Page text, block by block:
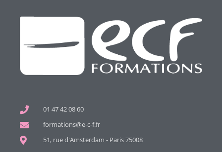
01 47 42 08 60
formations@e-c-f.fr
51, rue d'Amsterdam - Paris 75008